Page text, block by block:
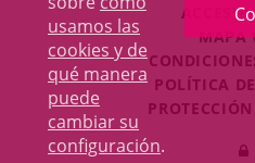
usamos las
cookies y de
qué manera
puede
cambiar su
configuración.
UNA
MAPA
POLÍTICA